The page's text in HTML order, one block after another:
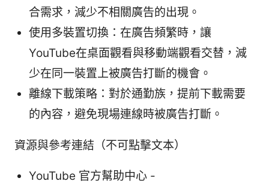
合需求，減少不相關廣告的出現。
使用多裝置切換：在廣告頻繁時，讓
YouTube在桌面觀看與移動端觀看交替，減
少在同一裝置上被廣告打斷的機會。
離線下載策略：對於通勤族，提前下載需要
的內容，避免現場連線時被廣告打斷。
資源與參考連結（不可點擊文本）
YouTube 官方幫助中心 -